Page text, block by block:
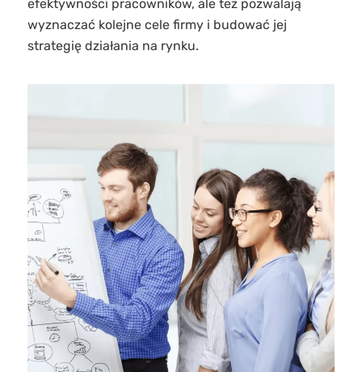
efektywności pracowników, ale też pozwalają
wyznaczać kolejne cele firmy i budować jej
strategię działania na rynku.